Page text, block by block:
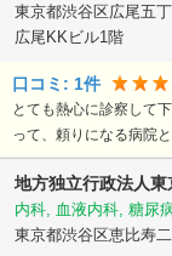
東京都渋谷区広尾五
広尾KKビル1階
口コミ: 1件
とても熱心に診察して
って、頼りになる病院
地方独立行政法人
内科, 血液内科, 糖尿
東京都渋谷区恵比寿